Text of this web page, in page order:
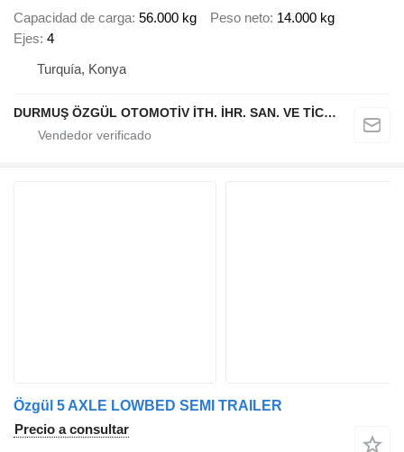
Capacidad de carga 56.000 kg Peso neto 14.000 kg
Ejes 4
Turquía, Konya
DURMUŞ ÖZGÜL OTOMOTİV İTH. İHR. SAN. VE TİC. A.Ş
Özgül 5 AXLE LOWBED SEMI TRAILER
Precio a consultar